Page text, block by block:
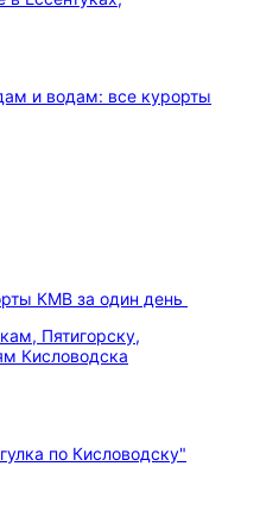
КМВ за один день
Пятигорску,
Кисловодска